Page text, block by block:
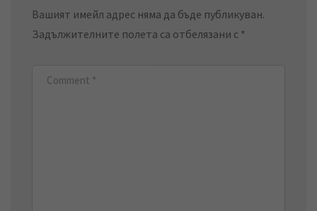
Вашият имейл адрес няма да бъде публикуван.
Задължителните полета са отбелязани с *